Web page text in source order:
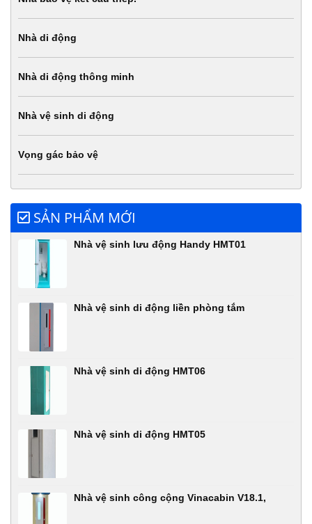
Nhà di động
Nhà di động thông minh
Nhà vệ sinh di động
Vọng gác bảo vệ
SẢN PHẨM MỚI
Nhà vệ sinh lưu động Handy HMT01
Nhà vệ sinh di động liền phòng tắm
Nhà vệ sinh di động HMT06
Nhà vệ sinh di động HMT05
Nhà vệ sinh công cộng Vinacabin V18.1,